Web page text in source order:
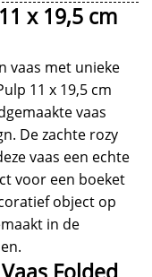
x 19,5 cm
vaas met unieke
11 x 19,5 cm
vaas
De zachte rozy
vaas een echte
voor een boeket
object op
in de